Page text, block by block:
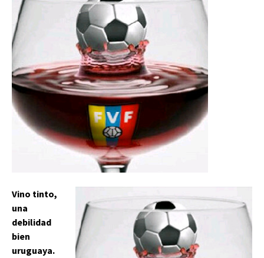
Vino tinto,
una
debilidad
bien
uruguaya.